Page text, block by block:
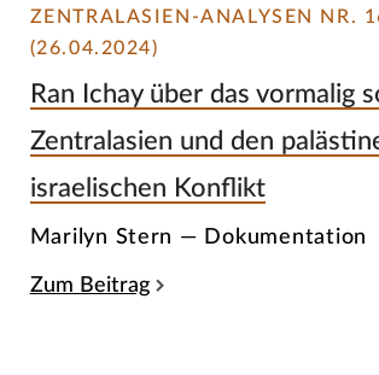
ZENTRALASIEN-ANALYSEN NR.
(26.04.2024)
Ran Ichay über das vormalig
Zentralasien und den
israelischen Konflikt
Marilyn Stern — Dokumentation
Zum Beitrag